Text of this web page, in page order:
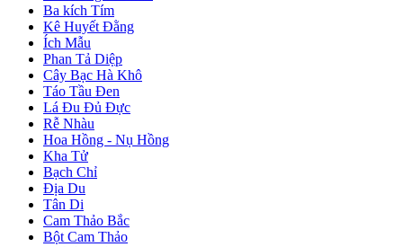
Ba kích Tím
Kê Huyết Đằng
Ích Mẫu
Phan Tả Diệp
Cây Bạc Hà Khô
Táo Tầu Đen
Lá Đu Đủ Đực
Rễ Nhàu
Hoa Hồng - Nụ Hồng
Kha Tử
Bạch Chỉ
Địa Du
Tân Di
Cam Thảo Bắc
Bột Cam Thảo